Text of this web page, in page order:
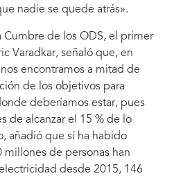
nadie se quede atrás».
Cumbre de los ODS, el primer
Varadkar, señaló que, en
encontramos a mitad de
de los objetivos para
deberíamos estar, pues
de alcanzar el 15 % de lo
añadió que sí ha habido
millones de personas han
desde 2015, 146